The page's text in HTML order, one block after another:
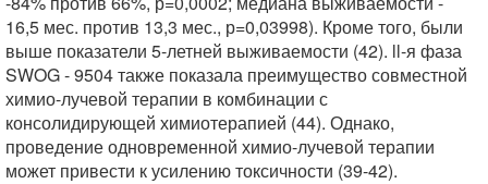
16,5 мес. против 13,3 мес., р=0,03998). Кроме того, были
выше показатели 5-летней выживаемости (42). ll-я фаза
SWOG - 9504 также показала преимущество совместной
химио-лучевой терапии в комбинации с
консолидирующей химиотерапией (44). Однако,
проведение одновременной химио-лучевой терапии
может привести к усилению токсичности (39-42).